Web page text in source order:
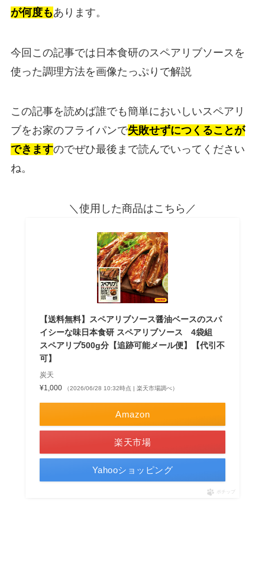
が何度もあります。
今回この記事では日本食研のスペアリブソースを
使った調理方法を画像たっぷりで解説
この記事を読めば誰でも簡単においしいスペアリ
ブをお家のフライパンで失敗せずにつくることが
できますのでぜひ最後まで読んでいってください
ね。
＼使用した商品はこちら／
【送料無料】スペアリブソース醤油ベースのスパ
イシーな味日本食研 スペアリブソース 4袋組
スペアリブ500g分【追跡可能メール便】【代引不
可】
炭天
¥1,000
（2026/06/28 10:32時点 | 楽天市場調べ）
Amazon
楽天市場
Yahooショッピング
ポチップ